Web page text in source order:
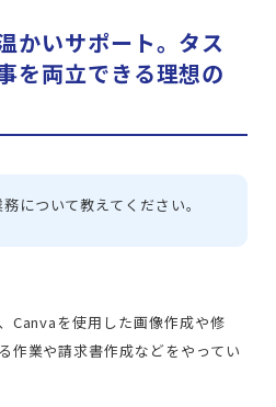
かいサポート。タス
を両立できる理想の
について教えてください。
Canvaを使用した画像作成や修
作業や請求書作成などをやってい